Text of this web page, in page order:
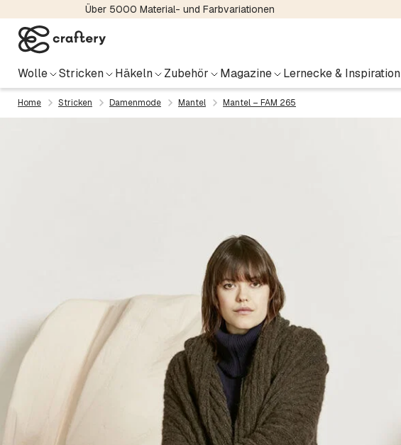
Über 5000 Material- und Farbvariationen
Wolle Stricken Häkeln Zubehör Magazine Lernecke & Inspiration
Home Stricken Damenmode Mantel Mantel – FAM 265